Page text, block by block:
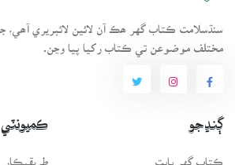
مختلف موضوعن تي ڪتاب رکيا پيا وڃن.
ڳنڍجو
ڪتاب گهر بابت
ڪميونٽي
طريقيڪار